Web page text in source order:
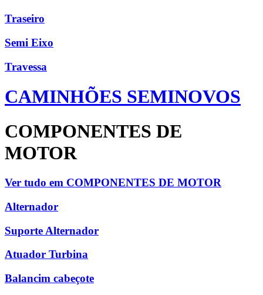
Traseiro
Semi Eixo
Travessa
CAMINHÕES SEMINOVOS
COMPONENTES DE
MOTOR
Ver tudo em COMPONENTES DE MOTOR
Alternador
Suporte Alternador
Atuador Turbina
Balancim cabeçote